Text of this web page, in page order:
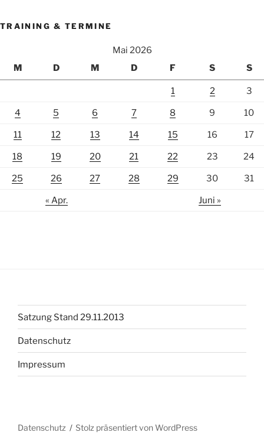
TRAINING & TERMINE
Mai 2026
M
D M D F S S
1 2 3
4 5 6 7 8 9 10
11 12 13 14 15 16 17
18 19 20 21 22 23 24
25 26 27 28 29 30 31
« Apr. Juni »
Satzung Stand 29.11.2013
Datenschutz
Impressum
Datenschutz Stolz präsentiert von WordPress